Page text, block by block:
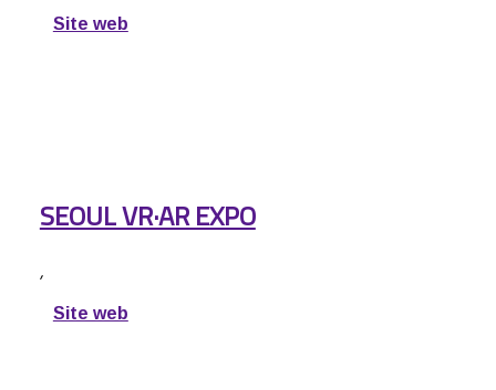
Site web
SEOUL VR·AR EXPO
,
Site web